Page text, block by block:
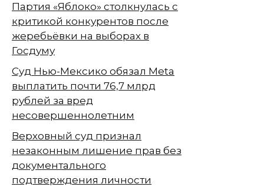
Партия «Яблоко» столкнулась с
критикой конкурентов после
жеребьёвки на выборах в
Госдуму
Суд Нью-Мексико обязал Meta
выплатить почти 76,7 млрд
рублей за вред
несовершеннолетним
Верховный суд признал
незаконным лишение прав без
документального
подтверждения личности